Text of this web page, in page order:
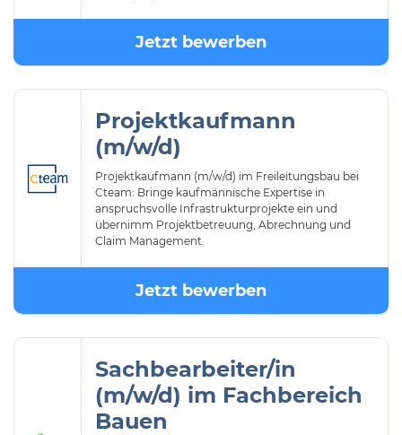
Jetzt bewerben
Projektkaufmann
(m/w/d)
Projektkaufmann (m/w/d) im Freileitungsbau bei
Cteam: Bringe kaufmännische Expertise in
anspruchsvolle Infrastrukturprojekte ein und
übernimm Projektbetreuung, Abrechnung und
Claim Management.
Jetzt bewerben
Sachbearbeiter/in
(m/w/d) im Fachbereich
Bauen